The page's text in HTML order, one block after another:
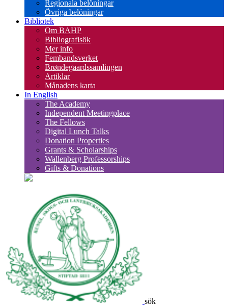
Regionala belöningar
Övriga belöningar
Bibliotek
Om BAHP
Bibliografisök
Mer info
Fembandsverket
Brøndegaardssamlingen
Artiklar
Månadens karta
In English
The Academy
Independent Meetingplace
The Fellows
Digital Lunch Talks
Donation Properties
Grants & Scholarships
Wallenberg Professorships
Gifts & Donations
sök